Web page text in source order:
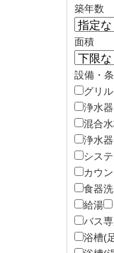
築年数
面積
設備・
グリ
浄水
混合
浄水
シス
カウ
食器
給湯
バス
浴槽(